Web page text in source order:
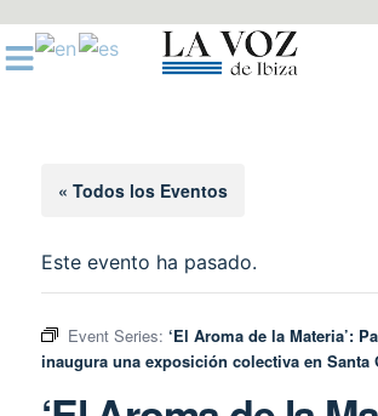
al
contenido
« Todos los Eventos
Este evento ha pasado.
Event Series: ‘El Aroma de la Materia’:
inaugura una exposición colectiva en Santa